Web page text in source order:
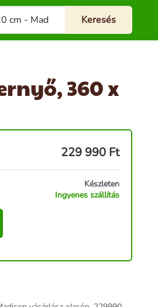
360 x
229 990 Ft
Készleten
Ingyenes szállítás